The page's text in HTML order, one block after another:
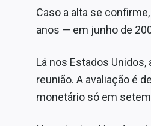
Caso a alta se
anos — em junho de
Lá nos Estados
reunião. A avaliação é
monetário só em